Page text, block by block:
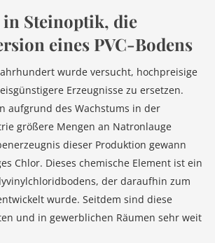
Steinoptik, die
eines PVC-Bodens
wurde versucht, hochpreisige
Erzeugnisse zu ersetzen.
aufgrund des Wachstums in der
größere Mengen an Natronlauge
dieser Produktion gewann
Chlor. Dieses chemische Element ist ein
der daraufhin zum
wurde. Seitdem sind diese
und in gewerblichen Räumen sehr weit